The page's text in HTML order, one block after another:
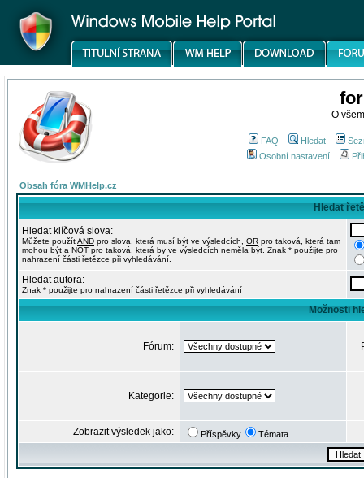
O
FAQ Hledat
Osobní nastavení
Obsah fóra WMHelp.cz
Hledat
Hledat klíčová slova:
Můžete použítAND pro slova, která musí být ve výsledcích, OR pro taková, která tam
mohou být a NOT pro taková, která by ve výsledcích neměla být. Znak * použijte pro
nahrazení části řetězce při vyhledávání.
Hledat autora:
Znak * použijte pro nahrazení části řetězce při vyhledávání
Možnosti
Fórum:
Kategorie:
Zobrazit výsledek jako: Příspěvky Témata